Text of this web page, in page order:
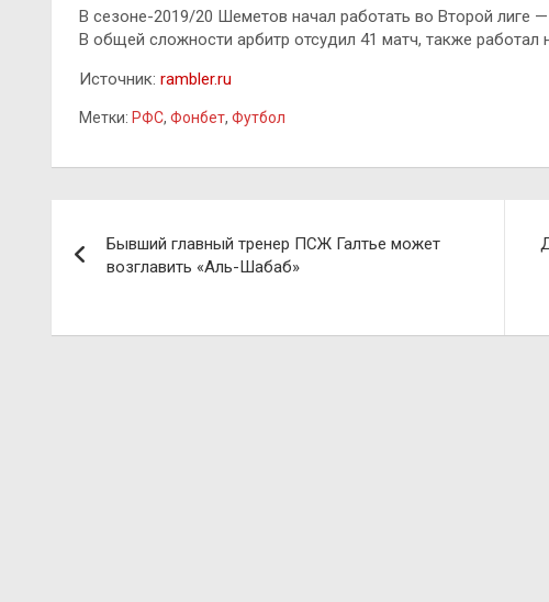
В сезоне-2019/20 Шеметов начал работать во Второй лиге
В общей сложности арбитр отсудил 41 матч, также работал
Источник: rambler.ru
Метки: РФС, Фонбет, Футбол
по
Бывший главный тренер ПСЖ Галтье может
возглавить «Аль-Шабаб»